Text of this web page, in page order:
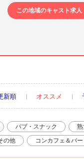
この地域のキャスト求人
新順 オススメ
パブ・スナック
の他 コンカフェ＆バー